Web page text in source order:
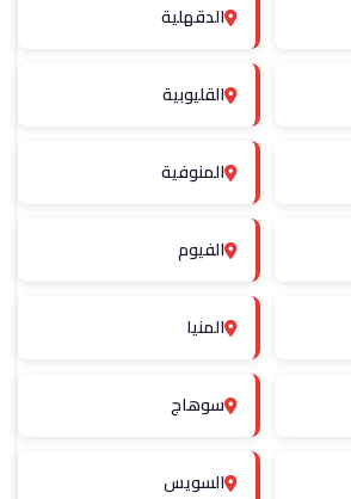
الدقهلية
القليوبية
المنوفية
الفيوم
المنيا
سوهاج
السويس